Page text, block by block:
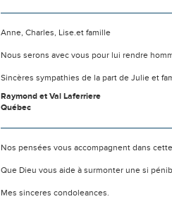
Anne, Charles, Lise.et famille
Nous serons avec vous pour lui rendre
Sincères sympathies de la part de Julie et
Raymond et Val Laferriere
Québec
Nos pensées vous accompagnent dans
Que Dieu vous aide à surmonter une si
Mes sinceres condoleances.